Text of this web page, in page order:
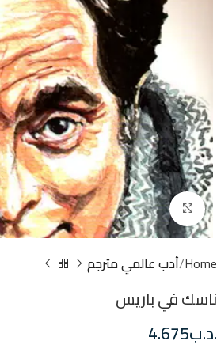
Click to enlarge
Home أدب عالمي مترجم
ناسك في باريس
.د.ب4.675